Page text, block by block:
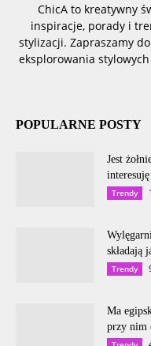
ChicA to kreatywny
inspiracje, porady i
stylizacji. Zapraszamy
eksplorowania
POPULARNE POSTY
Jest
interesuję
Trendy
składają
Trendy
Ma
przy nim